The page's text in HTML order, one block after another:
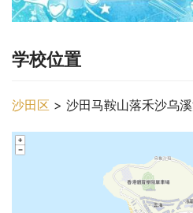
学校位置
沙田区 > 沙田马鞍山落禾沙乌